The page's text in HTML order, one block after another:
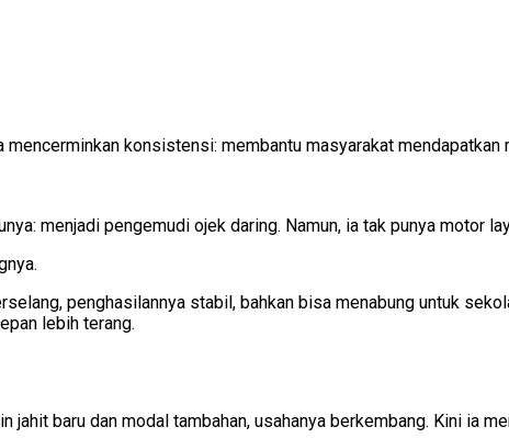
konsistensi: membantu masyarakat
menjadi pengemudi ojek daring. Namun, ia tak punya motor
penghasilannya stabil, bahkan bisa menabung untuk
lebih terang.
baru dan modal tambahan, usahanya berkembang. Kini ia